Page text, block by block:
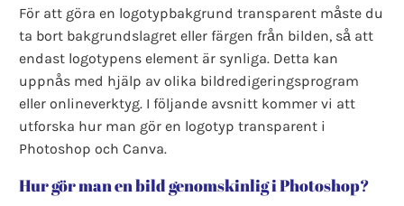
För att göra en logotypbakgrund transparent måste du
ta bort bakgrundslagret eller färgen från bilden, så att
endast logotypens element är synliga. Detta kan
uppnås med hjälp av olika bildredigeringsprogram
eller onlineverktyg. I följande avsnitt kommer vi att
utforska hur man gör en logotyp transparent i
Photoshop och Canva.
Hur gör man en bild genomskinlig i Photoshop?